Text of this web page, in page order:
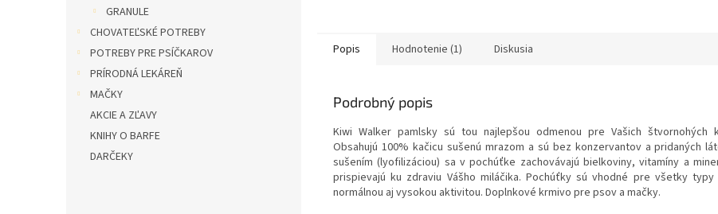
GRANULE
CHOVATEĽSKÉ POTREBY
POTREBY PRE PSÍČKAROV
PRÍRODNÁ LEKÁREŇ
MAČKY
AKCIE A ZĽAVY
KNIHY O BARFE
DARČEKY
Popis Hodnotenie (1) Diskusia
Podrobný popis
Kiwi Walker pamlsky sú tou najlepšou odmenou pre Vašich štvornohých
Obsahujú 100% kačicu sušenú mrazom a sú bez konzervantov a pridaných
sušením (lyofilizáciou) sa v pochúťke zachovávajú bielkoviny, vitamíny a
prispievajú ku zdraviu Vášho miláčika. Pochúťky sú vhodné pre všetky
normálnou aj vysokou aktivitou. Doplnkové krmivo pre psov a mačky.